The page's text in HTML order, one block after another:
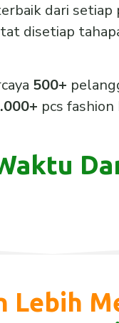
dari setiap
disetiap
500+
pcs
Lebih